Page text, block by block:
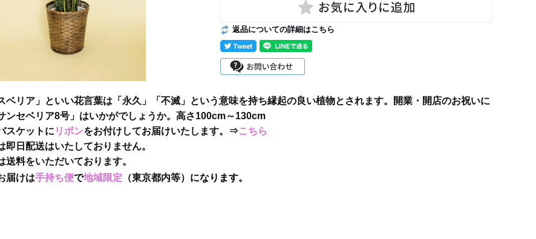
返品についての詳細はこちら
ベリア」といい花言葉は「永久」「不滅」という意味を持ち縁起の良い植物とされます。開業・開店のお祝いに
ンセベリア8号」はいかがでしょうか。高さ100cm～130cm
スケットに リボンをお付けしてお届けいたします。⇒こちら
日配送はいたしておりません。
料をいただいております。
届けは手持ち便で地域限定 （東京都内等） になります。